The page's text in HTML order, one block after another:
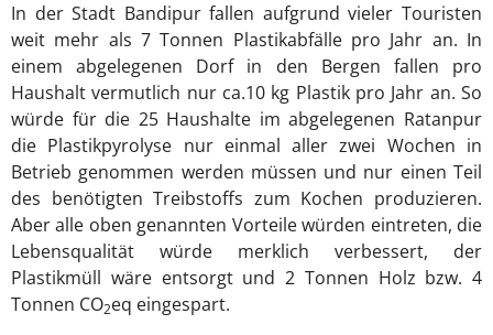
In der Stadt Bandipur fallen aufgrund vieler Touristen
weit mehr als 7 Tonnen Plastikabfälle pro Jahr an. In
einem abgelegenen Dorf in den Bergen fallen pro
Haushalt vermutlich nur ca.10 kg Plastik pro Jahr an. So
würde für die 25 Haushalte im abgelegenen Ratanpur
die Plastikpyrolyse nur einmal aller zwei Wochen in
Betrieb genommen werden müssen und nur einen Teil
des benötigten Treibstoffs zum Kochen produzieren.
Aber alle oben genannten Vorteile würden eintreten, die
Lebensqualität würde merklich verbessert, der
Plastikmüll wäre entsorgt und 2 Tonnen Holz bzw. 4
Tonnen CO2eq eingespart.